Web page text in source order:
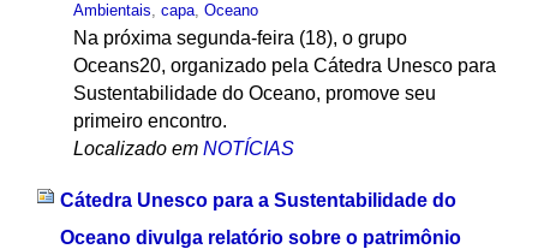
Ambientais, capa, Oceano
Na próxima segunda-feira (18), o grupo
Oceans20, organizado pela Cátedra Unesco para
Sustentabilidade do Oceano, promove seu
primeiro encontro.
Localizado em NOTÍCIAS
Cátedra Unesco para a Sustentabilidade do
Oceano divulga relatório sobre o patrimônio